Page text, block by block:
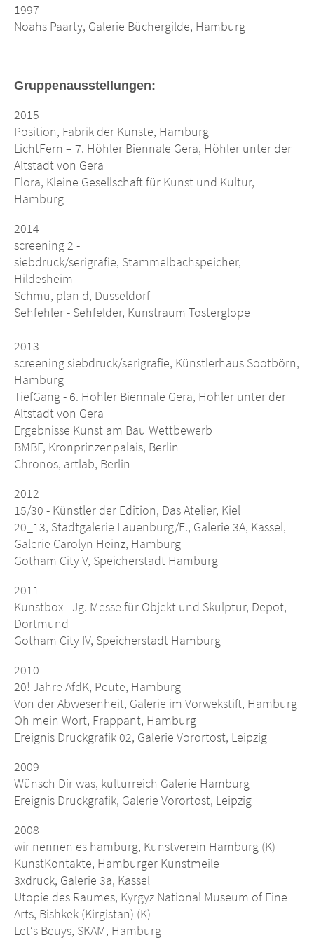
1997
Noahs Paarty, Galerie Büchergilde, Hamburg
Gruppenausstellungen:
2015
Position, Fabrik der Künste, Hamburg
LichtFern – 7. Höhler Biennale Gera, Höhler unter der
Altstadt von Gera
Flora, Kleine Gesellschaft für Kunst und Kultur,
Hamburg
2014
screening 2 -
siebdruck/serigrafie, Stammelbachspeicher,
Hildesheim
Schmu, plan d, Düsseldorf
Sehfehler - Sehfelder, Kunstraum Tosterglope
2013
screening siebdruck/serigrafie, Künstlerhaus Sootbörn,
Hamburg
TiefGang - 6. Höhler Biennale Gera, Höhler unter der
Altstadt von Gera
Ergebnisse Kunst am Bau Wettbewerb
BMBF, Kronprinzenpalais, Berlin
Chronos, artlab, Berlin
2012
15/30 - Künstler der Edition, Das Atelier, Kiel
20_13, Stadtgalerie Lauenburg/E., Galerie 3A, Kassel,
Galerie Carolyn Heinz, Hamburg
Gotham City V, Speicherstadt Hamburg
2011
Kunstbox - Jg. Messe für Objekt und Skulptur, Depot,
Dortmund
Gotham City IV, Speicherstadt Hamburg
2010
20! Jahre AfdK, Peute, Hamburg
Von der Abwesenheit, Galerie im Vorwekstift, Hamburg
Oh mein Wort, Frappant, Hamburg
Ereignis Druckgrafik 02, Galerie Vorortost, Leipzig
2009
Wünsch Dir was, kulturreich Galerie Hamburg
Ereignis Druckgrafik, Galerie Vorortost, Leipzig
2008
wir nennen es hamburg, Kunstverein Hamburg (K)
KunstKontakte, Hamburger Kunstmeile
3xdruck, Galerie 3a, Kassel
Utopie des Raumes, Kyrgyz National Museum of Fine
Arts, Bishkek (Kirgistan) (K)
Let‘s Beuys, SKAM, Hamburg